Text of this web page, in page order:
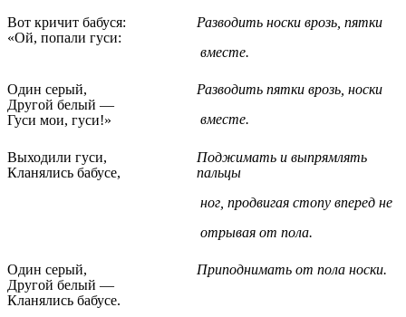
Вот кричит бабуся:
«Ой, попали гуси:
Разводить носки врозь, пятки
вместе.
Один серый,
Другой белый —
Гуси мои, гуси!»
Разводить пятки врозь, носки
вместе.
Выходили гуси,
Кланялись бабусе,
Поджимать и выпрямлять
пальцы
ног, продвигая стопу вперед не
отрывая от пола.
Один серый,
Другой белый —
Кланялись бабусе.
Приподнимать от пола носки.